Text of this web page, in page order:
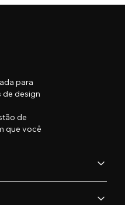
para
de design
de
que você